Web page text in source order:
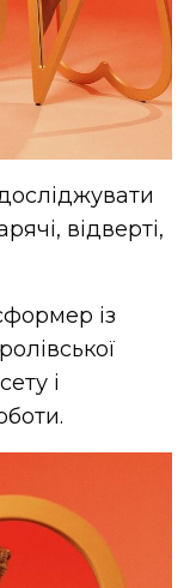
відверті,
із
і